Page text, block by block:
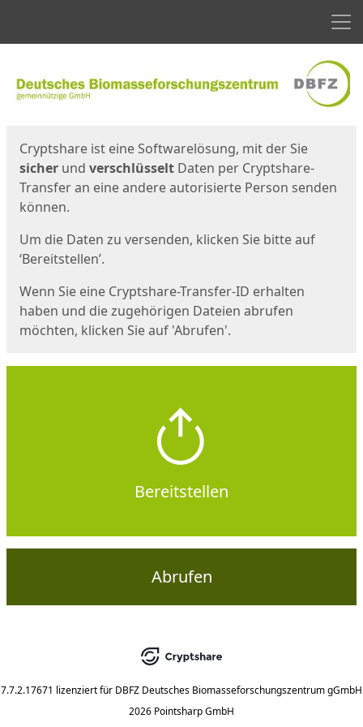
Cryptshare ist eine Softwarelösung, mit der Sie
sicher und verschlüsselt Daten per Cryptshare-
Transfer an eine andere autorisierte Person senden
können.
Um die Daten zu versenden, klicken Sie bitte auf
‘Bereitstellen’.
Wenn Sie eine Cryptshare-Transfer-ID erhalten
haben und die zugehörigen Dateien abrufen
möchten, klicken Sie auf 'Abrufen'.
Bereitstellen
Abrufen
7.7.2.17671 lizenziert für DBFZ Deutsches Biomasseforschungszentrum gGmbH
2026 Pointsharp GmbH